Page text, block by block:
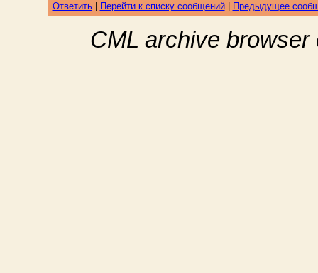
Ответить| Перейти к списку сообщений| Предыдущее
CML archive